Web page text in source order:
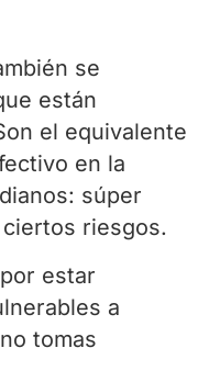
se
están
el equivalente
en la
súper
riesgos.
estar
a
tomas